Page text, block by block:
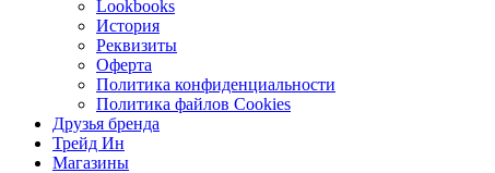
Lookbooks
История
Реквизиты
Оферта
Политика конфиденциальности
Политика файлов Cookies
Друзья бренда
Трейд Ин
Магазины